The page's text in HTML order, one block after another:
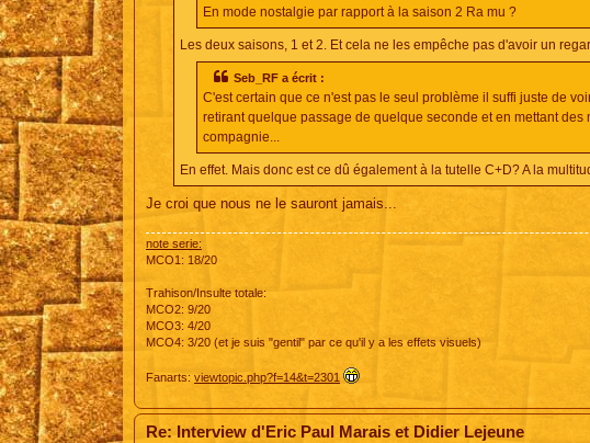
En mode nostalgie par rapport à la saison 2 Ra mu ?
Les deux saisons, 1 et 2. Et cela ne les empêche pas d'avoir un
Seb_RF a écrit :
C'est certain que ce n'est pas le seul problème il suffi juste de
retirant quelque passage de quelque seconde et en mettant
compagnie...
En effet. Mais donc est ce dû également à la tutelle C+D? A la
Je croi que nous ne le sauront jamais...
note serie:
MCO1: 18/20
Trahison/Insulte totale:
MCO2: 9/20
MCO3: 4/20
MCO4: 3/20 (et je suis "gentil" par ce qu'il y a les effets visuels)
Fanarts: viewtopic.php?f=14&t=2301
Re: Interview d'Eric Paul Marais et Didier Lejeune